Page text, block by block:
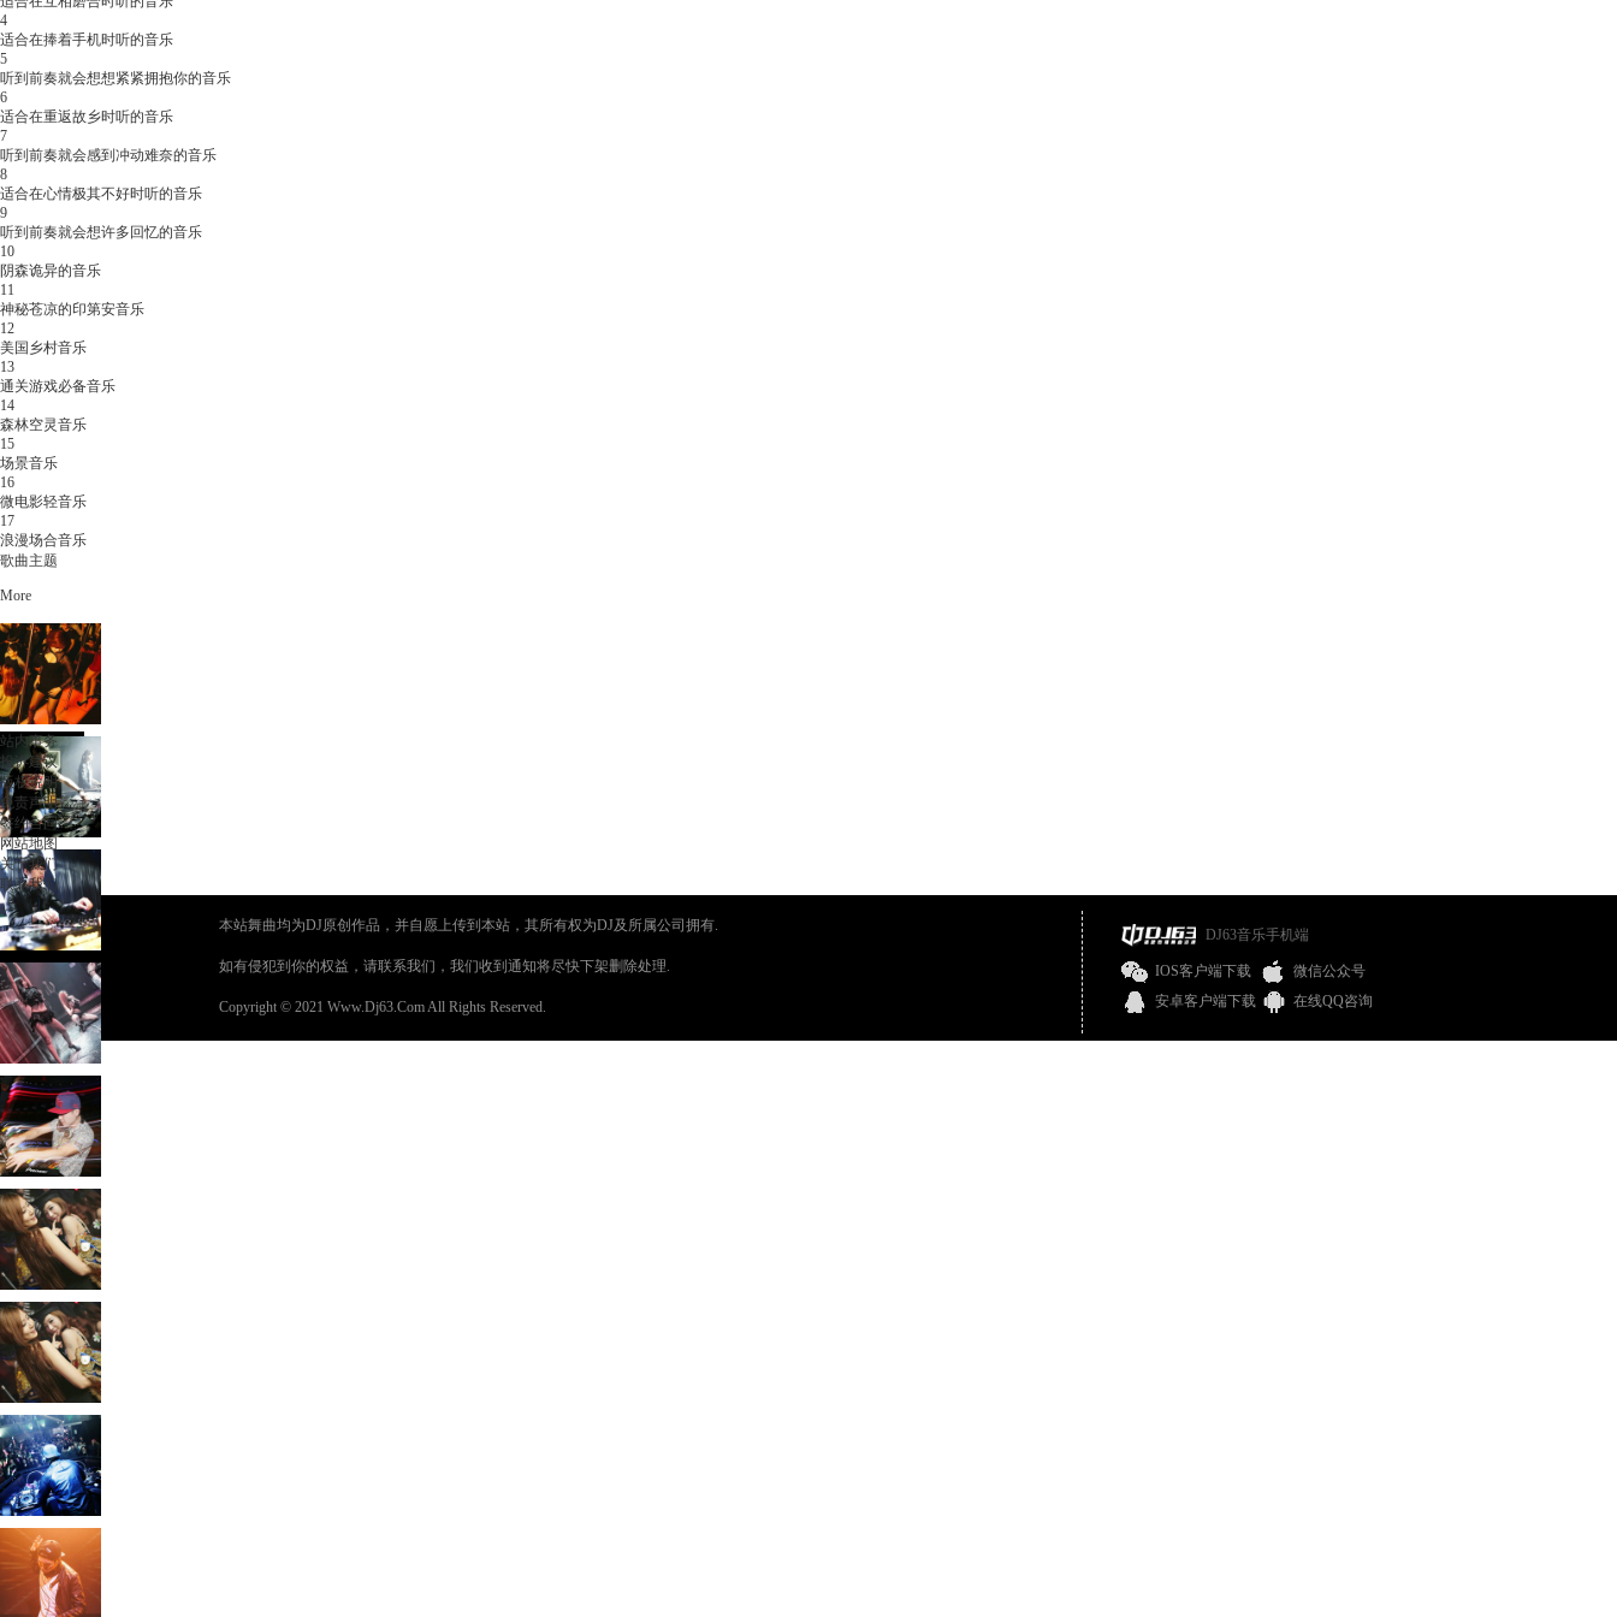
4
适合在捧着手机时听的音乐
5
听到前奏就会想想紧紧拥抱你的音乐
6
适合在重返故乡时听的音乐
7
听到前奏就会感到冲动难奈的音乐
8
适合在心情极其不好时听的音乐
9
听到前奏就会想许多回忆的音乐
10
阴森诡异的音乐
11
神秘苍凉的印第安音乐
12
美国乡村音乐
13
通关游戏必备音乐
14
森林空灵音乐
15
场景音乐
16
微电影轻音乐
17
浪漫场合音乐
歌曲主题
More
站内事务
投诉建议
版权说明
免责声明
签约合同
网站地图
关于我们
联系我们
本站舞曲均为DJ原创作品，并自愿上传到本站，其所有权为DJ及所属公司拥有.
如有侵犯到你的权益，请联系我们，我们收到通知将尽快下架删除处理.
Copyright © 2021 Www.Dj63.Com All Rights Reserved.
DJ63音乐手机端
IOS客户端下载
微信公众号
安卓客户端下载
在线QQ咨询